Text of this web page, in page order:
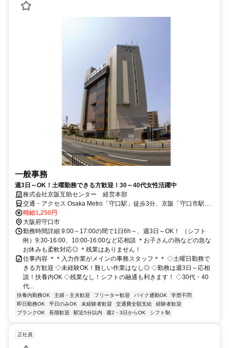
一般事務
週3日～OK！土曜勤務できる方歓迎！30～40代女性活躍中
株式会社京阪互助センター 経営本部
交通・アクセス Osaka Metro「守口駅」徒歩3分、京阪「守口市駅」
徒歩8分
時給1,250円
大阪府守口市
勤務時間詳細 9:00～17:00の間で1日6h～、週3日～OK！ （シフト
例）9:30-16:00、10:00-16:00など応相談 ＊お子さんの熱などの急な
お休みも柔軟対応◎ ＊残業はありません！
仕事内容 ＊＊入力作業がメインの事務スタッフ＊＊ ◇土曜日勤務で
きる方歓迎 ◇未経験OK！難しい作業はなし◎ ◇勤務は週3日～応相
談！扶養内OK ◇残業なし！シフトの融通も利きます！ ◇30代・40
代...
扶養内勤務OK 主婦・主夫歓迎 フリーター歓迎 バイク通勤OK
学歴不問
即日勤務OK
平日のみOK 未経験者歓迎 交通費全額支給
経験者歓迎
ブランクOK
長期歓迎 駅近5分以内 週2・3日からOK シフト制
正社員